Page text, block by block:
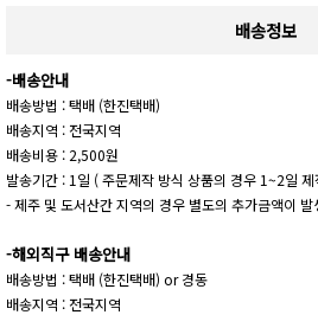
배송정보
-배송안내
배송방법 : 택배 (한진택배)
배송지역 : 전국지역
배송비용 : 2,500원
발송기간 : 1일 ( 주문제작 방식 상품의 경우 1~2일
- 제주 및 도서산간 지역의 경우 별도의 추가금액이
-해외직구 배송안내
배송방법 : 택배 (한진택배) or 경동
배송지역 : 전국지역